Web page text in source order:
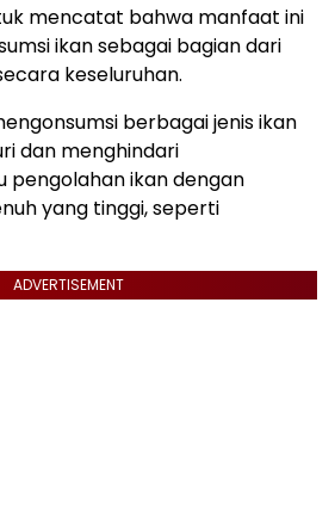
mencatat bahwa manfaat ini
ikan sebagai bagian dari
keseluruhan.
berbagai jenis ikan
dan menghindari
pengolahan ikan dengan
yang tinggi, seperti
ADVERTISEMENT